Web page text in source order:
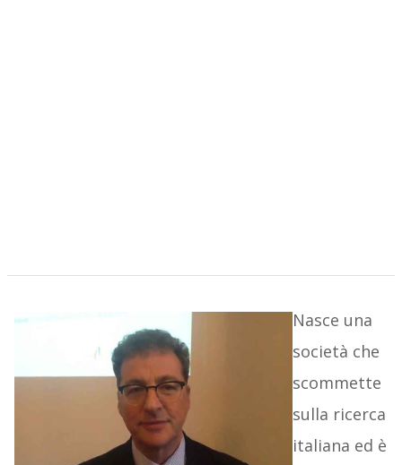
Nasce una
società che
scommette
sulla ricerca
italiana ed è